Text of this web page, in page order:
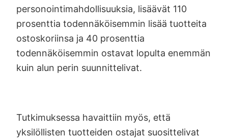
personointimahdollisuuksia, lisäävät 110
prosenttia todennäköisemmin lisää tuotteita
ostoskoriinsa ja 40 prosenttia
todennäköisemmin ostavat lopulta enemmän
kuin alun perin suunnittelivat.
Tutkimuksessa havaittiin myös, että
yksilöllisten tuotteiden ostajat suosittelivat